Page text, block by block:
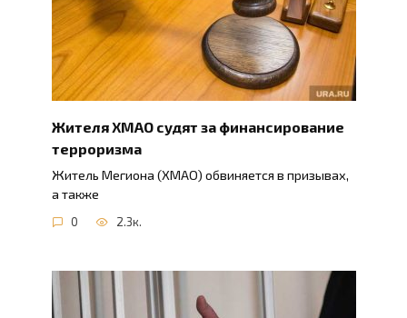
Жителя ХМАО судят за финансирование
терроризма
Житель Мегиона (ХМАО) обвиняется в призывах,
а также
0 2.3к.